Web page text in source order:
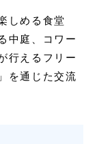
しめる食堂
中庭、コワー
行えるフリー
を通じた交流